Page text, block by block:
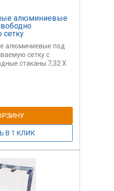
алюминиевые
алюминиевые под
сетку с
стаканы 7,32 Х